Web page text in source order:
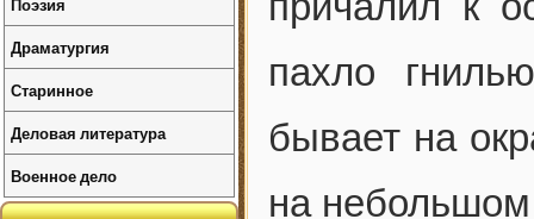
пахло
бывает на
на небольшом
Драматургия
Старинное
Деловая литература
Военное дело